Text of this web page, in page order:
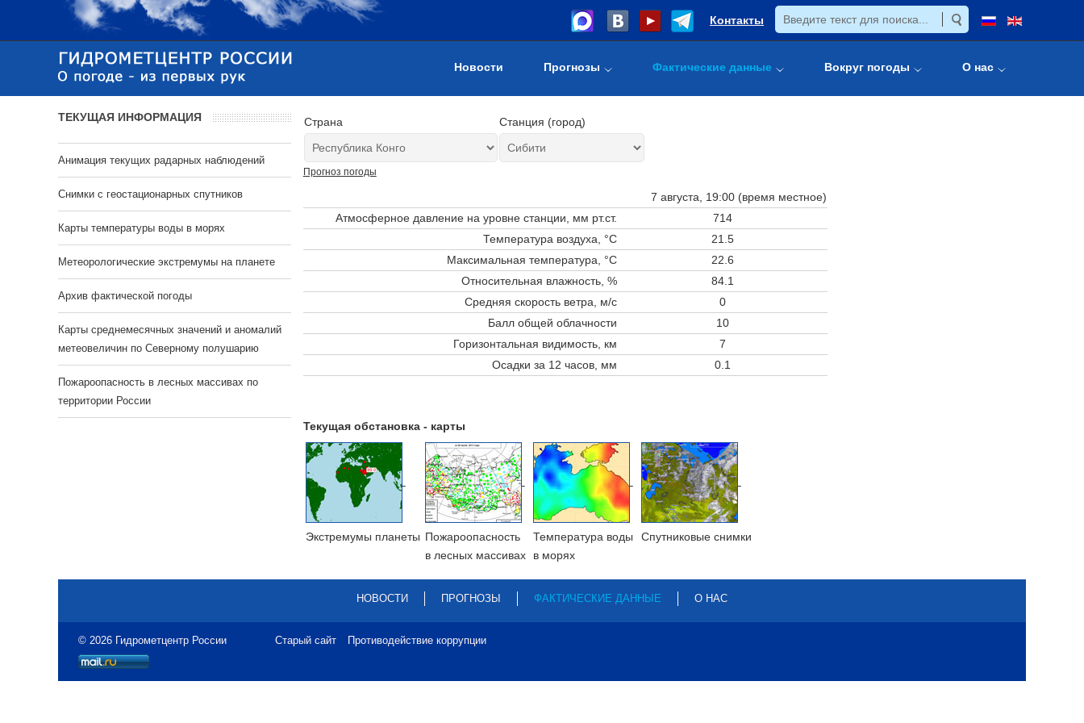
Контакты
Новости Прогнозы Фактические данные Вокруг погоды О нас
Страна Станция (город)
Прогноз погоды
7 августа, 19:00 (время местное)
Атмосферное давление на уровне станции, мм рт.ст.
714
Температура воздуха, °C
21.5
Максимальная температура, °C
22.6
Относительная влажность, %
84.1
Средняя скорость ветра, м/с
0
Балл общей облачности
10
Горизонтальная видимость, км
7
Осадки за 12 часов, мм
0.1
Текущая обстановка - карты
Экстремумы планеты Пожароопасность
в лесных массивах
Температура воды
в морях
Cпутниковые снимки
ТЕКУЩАЯ ИНФОРМАЦИЯ
Анимация текущих радарных наблюдений
Cнимки с геостационарных спутников
Карты температуры воды в морях
Метеорологические экстремумы на планете
Архив фактической погоды
Карты среднемесячных значений и аномалий
метеовеличин по Северному полушарию
Пожароопасность в лесных массивах по
территории России
НОВОСТИ ПРОГНОЗЫ ФАКТИЧЕСКИЕ ДАННЫЕ О НАС
© 2026 Гидрометцентр России Старый сайт Противодействие коррупции